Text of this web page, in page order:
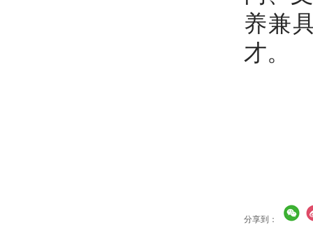
养兼
才。
分享到：